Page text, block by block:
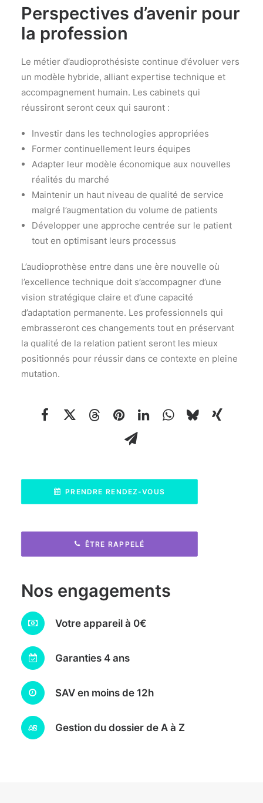
Perspectives d’avenir pour
la profession
Le métier d’audioprothésiste continue d’évoluer vers
un modèle hybride, alliant expertise technique et
accompagnement humain. Les cabinets qui
réussiront seront ceux qui sauront :
Investir dans les technologies appropriées
Former continuellement leurs équipes
Adapter leur modèle économique aux nouvelles
réalités du marché
Maintenir un haut niveau de qualité de service
malgré l’augmentation du volume de patients
Développer une approche centrée sur le patient
tout en optimisant leurs processus
L’audioprothèse entre dans une ère nouvelle où
l’excellence technique doit s’accompagner d’une
vision stratégique claire et d’une capacité
d’adaptation permanente. Les professionnels qui
embrasseront ces changements tout en préservant
la qualité de la relation patient seront les mieux
positionnés pour réussir dans ce contexte en pleine
mutation.
PRENDRE RENDEZ-VOUS
ÊTRE RAPPELÉ
Nos engagements
Votre appareil à 0€
Garanties 4 ans
SAV en moins de 12h
Gestion du dossier de A à Z